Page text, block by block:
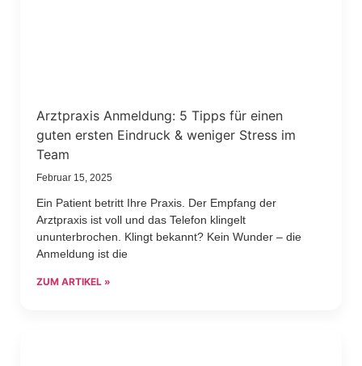
Arztpraxis Anmeldung: 5 Tipps für einen
guten ersten Eindruck & weniger Stress im
Team
Februar 15, 2025
Ein Patient betritt Ihre Praxis. Der Empfang der
Arztpraxis ist voll und das Telefon klingelt
ununterbrochen. Klingt bekannt? Kein Wunder – die
Anmeldung ist die
ZUM ARTIKEL »